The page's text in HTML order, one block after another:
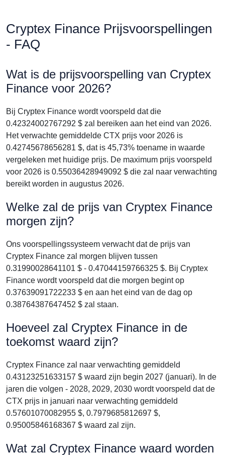
Cryptex Finance Prijsvoorspellingen
- FAQ
Wat is de prijsvoorspelling van Cryptex
Finance voor 2026?
Bij Cryptex Finance wordt voorspeld dat die
0.42324002767292 $ zal bereiken aan het eind van 2026.
Het verwachte gemiddelde CTX prijs voor 2026 is
0.42745678656281 $, dat is 45,73% toename in waarde
vergeleken met huidige prijs. De maximum prijs voorspeld
voor 2026 is 0.55036428949092 $ die zal naar verwachting
bereikt worden in augustus 2026.
Welke zal de prijs van Cryptex Finance
morgen zijn?
Ons voorspellingssysteem verwacht dat de prijs van
Cryptex Finance zal morgen blijven tussen
0.31990028641101 $ - 0.47044159766325 $. Bij Cryptex
Finance wordt voorspeld dat die morgen begint op
0.37639091722233 $ en aan het eind van de dag op
0.38764387647452 $ zal staan.
Hoeveel zal Cryptex Finance in de
toekomst waard zijn?
Cryptex Finance zal naar verwachting gemiddeld
0.43123251633157 $ waard zijn begin 2027 (januari). In de
jaren die volgen - 2028, 2029, 2030 wordt voorspeld dat de
CTX prijs in januari naar verwachting gemiddeld
0.57601070082955 $, 0.7979685812697 $,
0.95005846168367 $ waard zal zijn.
Wat zal Cryptex Finance waard worden